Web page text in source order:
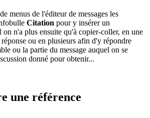
menus de l'éditeur de messages les
Citation pour y insérer un
on n'a plus ensuite qu'à copier-coller, en une
réponse ou en plusieurs afin d'y répondre
ou la partie du message auquel on se
donné pour obtenir...
une référence